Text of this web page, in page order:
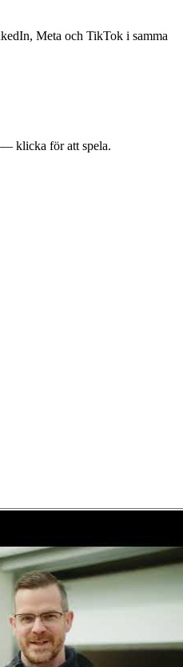
Meta och TikTok i samma
klicka för att spela.